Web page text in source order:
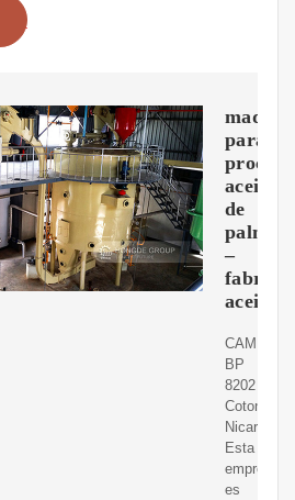
para
aceite
de
palma
–
aceite
BP
8202
Cotonú,
Nicaragua.
Esta
empresa
es